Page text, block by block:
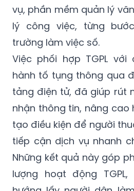
vụ, phần mềm quản lý
lý công việc, từng
trường làm việc số.
Việc phối hợp TGPL
hành tố tụng thông qua
tảng điện tử, đã giúp rút
nhận thông tin, nâng cao
tạo điều kiện để người
tiếp cận dịch vụ nhanh
Những kết quả này góp
lượng hoạt động